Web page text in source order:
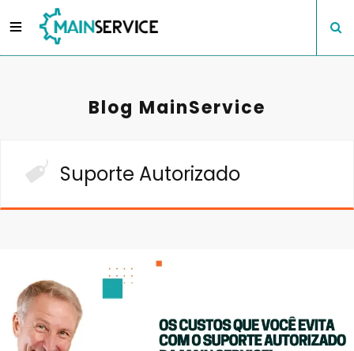
Blog MainService
Suporte Autorizado